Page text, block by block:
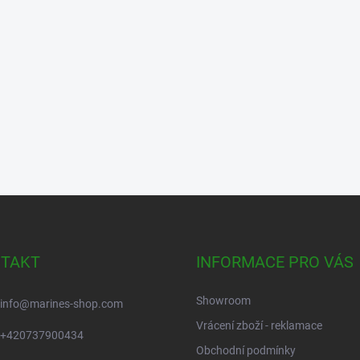
info@marines-shop.com
+420737900434
INFORMACE PRO VÁS
Showroom
Vrácení zboží - reklamace
Obchodní podmínky